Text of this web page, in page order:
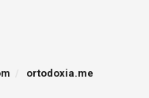
ortodoxia.me